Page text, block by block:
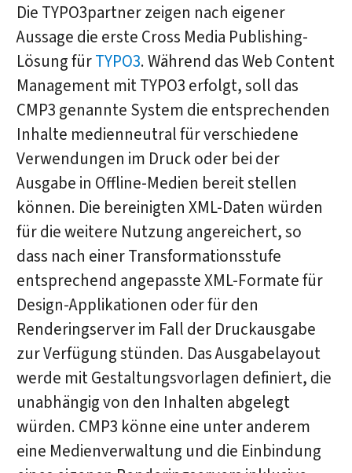
Die TYPO3partner zeigen nach eigener
Aussage die erste Cross Media Publishing-
Lösung fürTYPO3. Während das Web Content
Management mit TYPO3 erfolgt, soll das
CMP3 genannte System die entsprechenden
Inhalte medienneutral für verschiedene
Verwendungen im Druck oder bei der
Ausgabe in Offline-Medien bereit stellen
können. Die bereinigten XML-Daten würden
für die weitere Nutzung angereichert, so
dass nach einer Transformationsstufe
entsprechend angepasste XML-Formate für
Design-Applikationen oder für den
Renderingserver im Fall der Druckausgabe
zur Verfügung stünden. Das Ausgabelayout
werde mit Gestaltungsvorlagen definiert, die
unabhängig von den Inhalten abgelegt
würden. CMP3 könne eine unter anderem
eine Medienverwaltung und die Einbindung